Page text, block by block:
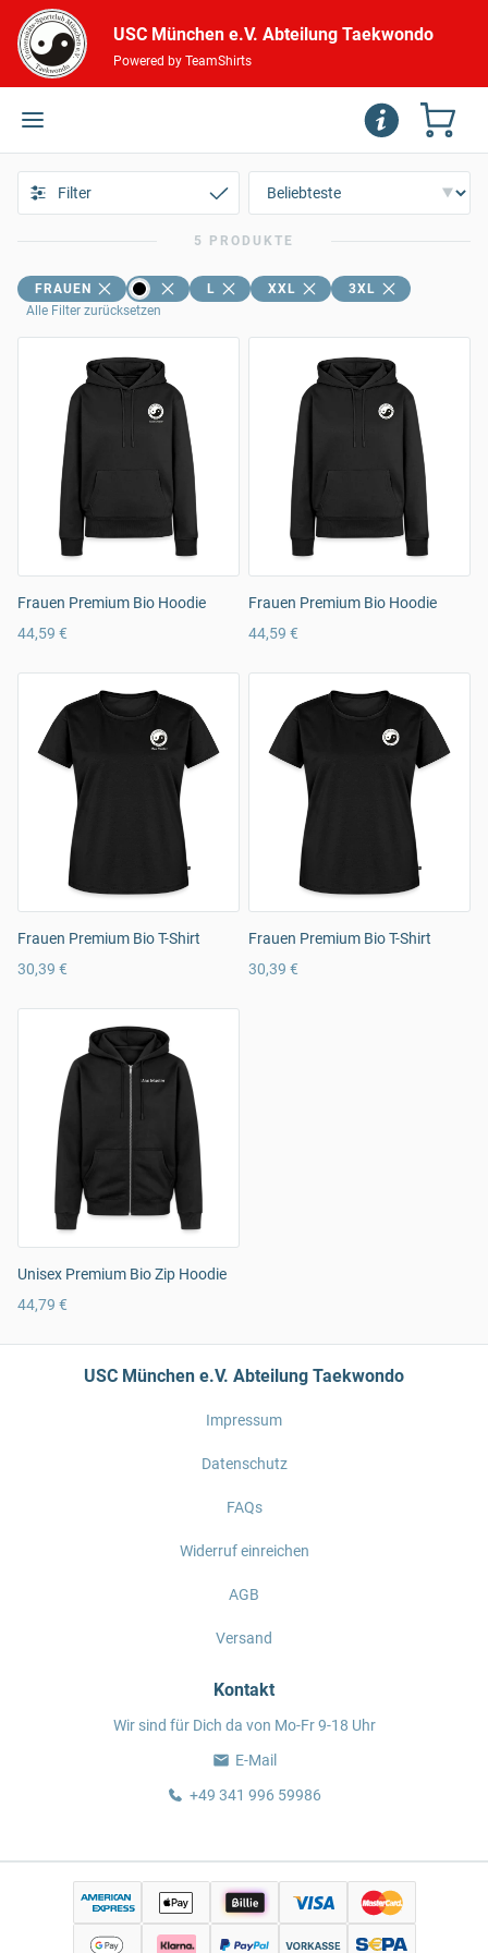
USC München e.V. Abteilung Taekwondo
Powered by TeamShirts
Filter
5 PRODUKTE
FRAUEN L XXL
3XL
Alle Filter zurücksetzen
Frauen Premium Bio Hoodie
44,59 €
Frauen Premium Bio Hoodie
44,59 €
Frauen Premium Bio T-Shirt
30,39 €
Frauen Premium Bio T-Shirt
30,39 €
Unisex Premium Bio Zip Hoodie
44,79 €
USC München e.V. Abteilung Taekwondo
Impressum
Datenschutz
FAQs
Widerruf einreichen
AGB
Versand
Kontakt
Wir sind für Dich da von Mo-Fr 9-18 Uhr
E-Mail
+49 341 996 59986